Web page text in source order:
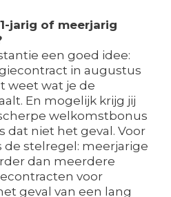
jarig of meerjarig
een goed idee:
in augustus
weet wat je de
En mogelijk krijg jij
welkomstbonus
dat niet het geval. Voor
stelregel: meerjarige
dan meerdere
voor
geval van een lang